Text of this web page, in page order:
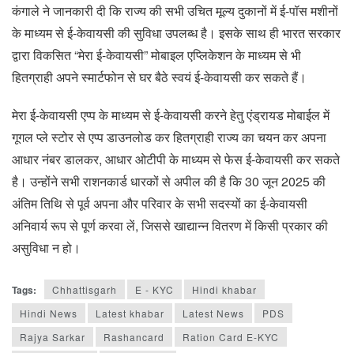
कंगाले ने जानकारी दी कि राज्य की सभी उचित मूल्य दुकानों में ई-पॉस मशीनों
के माध्यम से ई-केवायसी की सुविधा उपलब्ध है। इसके साथ ही भारत सरकार
द्वारा विकसित “मेरा ई-केवायसी” मोबाइल एप्लिकेशन के माध्यम से भी
हितग्राही अपने स्मार्टफोन से घर बैठे स्वयं ई-केवायसी कर सकते हैं।
मेरा ई-केवायसी एप्प के माध्यम से ई-केवायसी करने हेतु एंड्रायड मोबाईल में
गूगल प्ले स्टोर से एप्प डाउनलोड कर हितग्राही राज्य का चयन कर अपना
आधार नंबर डालकर, आधार ओटीपी के माध्यम से फेस ई-केवायसी कर सकते
है। उन्होंने सभी राशनकार्ड धारकों से अपील की है कि 30 जून 2025 की
अंतिम तिथि से पूर्व अपना और परिवार के सभी सदस्यों का ई-केवायसी
अनिवार्य रूप से पूर्ण करवा लें, जिससे खाद्यान्न वितरण में किसी प्रकार की
असुविधा न हो।
Tags: Chhattisgarh E - KYC
Hindi khabar
Hindi News
Latest khabar Latest News
PDS
Rajya Sarkar
Rashancard
Ration Card E-KYC